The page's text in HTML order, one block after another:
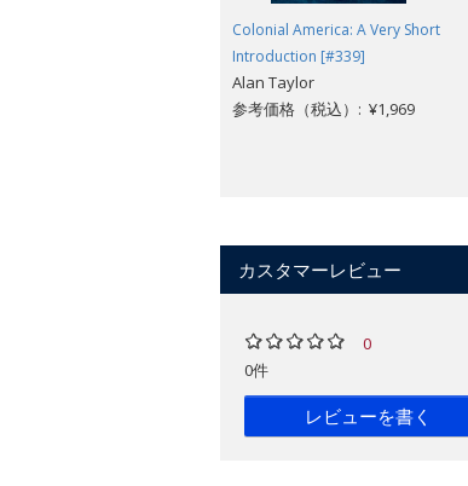
Colonial America: A Very Short
Introduction [#339]
Alan Taylor
参考価格（税込）: ¥1,969
カスタマーレビュー
0
0件
レビューを書く